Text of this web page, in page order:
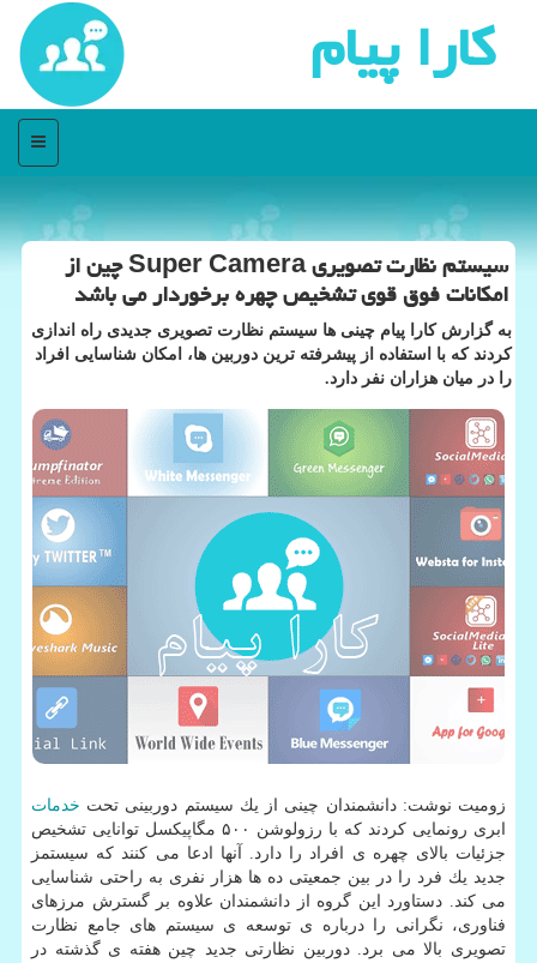
كارا پیام
منو
سیستم نظارت تصویری Super Camera چین از
امكانات فوق قوی تشخیص چهره برخوردار می باشد
به گزارش كارا پیام چینی ها سیستم نظارت تصویری جدیدی راه اندازی
كردند كه با استفاده از پیشرفته ترین دوربین ها، امكان شناسایی افراد
را در میان هزاران نفر دارد.
زومیت نوشت: دانشمندان چینی از یك سیستم دوربینی تحت خدمات
ابری رونمایی كردند كه با رزولوشن ۵۰۰ مگاپیكسل توانایی تشخیص
جزئیات بالای چهره ی افراد را دارد. آنها ادعا می كنند كه سیستمز
جدید یك فرد را در بین جمعیتی ده ها هزار نفری به راحتی شناسایی
می كند. دستاورد این گروه از دانشمندان علاوه بر گسترش مرزهای
فناوری، نگرانی را درباره ی توسعه ی سیستم های جامع نظارت
تصویری بالا می برد. دوربین نظارتی جدید چین هفته ی گذشته در